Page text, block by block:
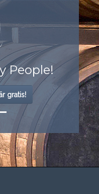
People!
gratis!